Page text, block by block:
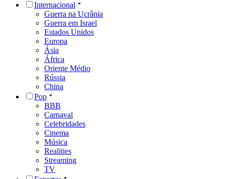
Internacional
Guerra na Ucrânia
Guerra em Israel
Estados Unidos
Europa
Ásia
África
Oriente Médio
Rússia
China
Pop
BBB
Carnaval
Celebridades
Cinema
Música
Realities
Streaming
TV